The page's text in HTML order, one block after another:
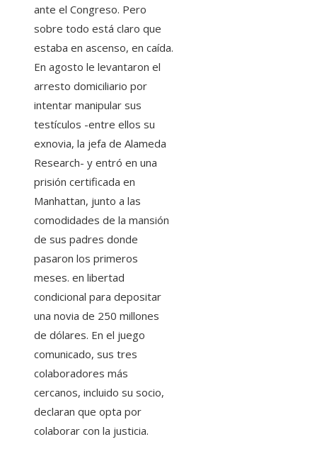
ante el Congreso. Pero
sobre todo está claro que
estaba en ascenso, en caída.
En agosto le levantaron el
arresto domiciliario por
intentar manipular sus
testículos -entre ellos su
exnovia, la jefa de Alameda
Research- y entró en una
prisión certificada en
Manhattan, junto a las
comodidades de la mansión
de sus padres donde
pasaron los primeros
meses. en libertad
condicional para depositar
una novia de 250 millones
de dólares. En el juego
comunicado, sus tres
colaboradores más
cercanos, incluido su socio,
declaran que opta por
colaborar con la justicia.